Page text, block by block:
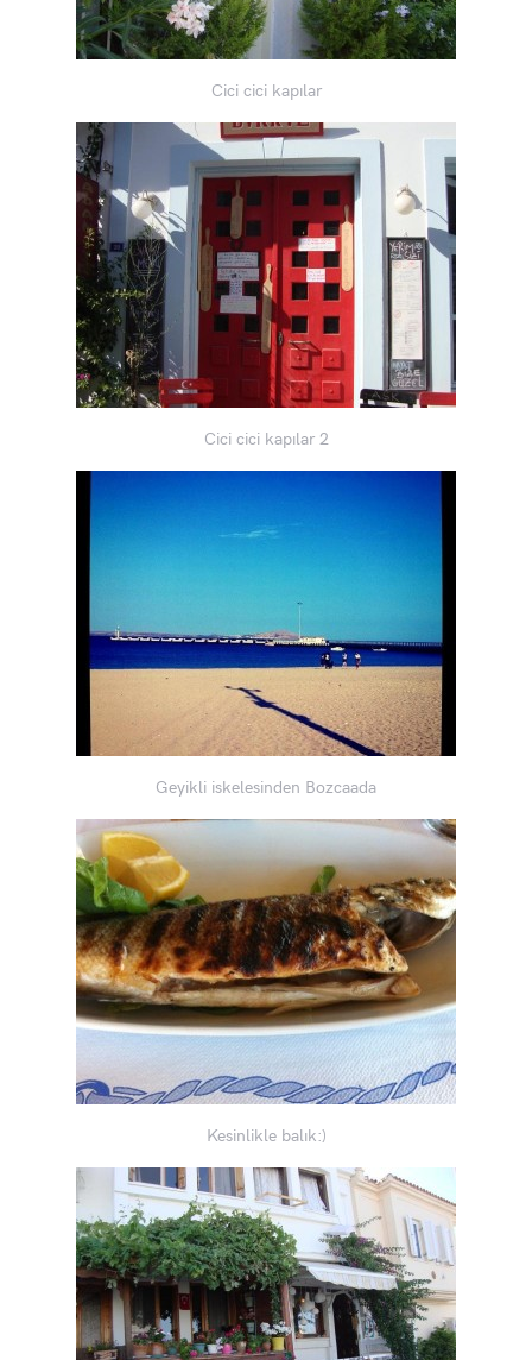
Cici cici kapılar
Cici cici kapılar 2
Geyikli iskelesinden Bozcaada
Kesinlikle balık:)